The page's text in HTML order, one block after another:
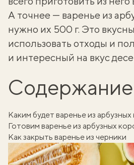
А точнее — варенье из
нужно их 500 г. Это
использовать отходы и
и интересный на вкус
Содержание
Каким будет варенье из
Готовим варенье из арбузных
Как закрыть варенье из черники
Шуба полезности